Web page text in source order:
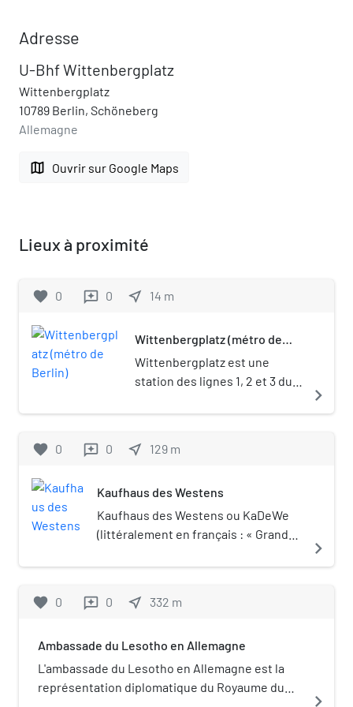
Adresse
U-Bhf Wittenbergplatz
Wittenbergplatz
10789 Berlin, Schöneberg
Allemagne
map Ouvrir sur Google Maps
Lieux à proximité
favorite 0 reviews 0 near_me 14 m
Wittenbergplatz (métro de
Wittenbergplatz est une
station des lignes 1, 2 et 3 du
située sous la place de
ouest du quartier de
Allemagne.
navigate_next
favorite 0 reviews 0 near_me 129 m
Kaufhaus des Westens
Kaufhaus des Westens ou KaDeWe
(littéralement en français : « Grand
vaste commerce de ce type en
Tiergarten et du Kurfürstendamm
Berlin. Il présente 60 000 mètres
carrés au sol et s'étend sur sept
étages.
navigate_next
favorite 0 reviews 0 near_me 332 m
Ambassade du Lesotho en Allemagne
L'ambassade du Lesotho en Allemagne est la
représentation diplomatique du Royaume du
navigate_next